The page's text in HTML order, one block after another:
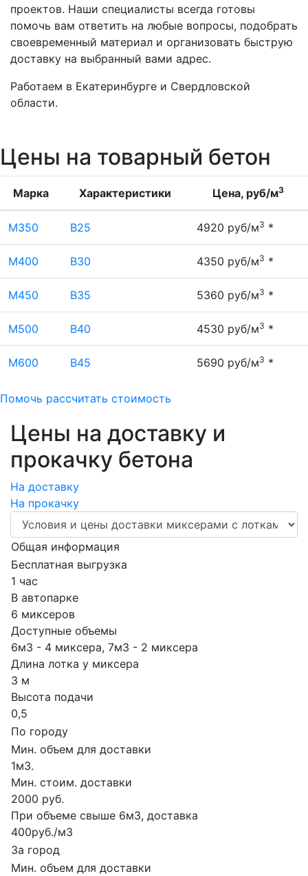
проектов. Наши специалисты всегда готовы
помочь вам ответить на любые вопросы, подобрать
своевременный материал и организовать быструю
доставку на выбранный вами адрес.
Работаем в Екатеринбурге и Свердловской
области.
Цены на товарный бетон
Марка Характеристики Цена, руб/м3
М350 В25 4920 руб/м3 *
М400 В30 4350 руб/м3 *
М450 В35 5360 руб/м3 *
М500 В40 4530 руб/м3 *
М600 В45 5690 руб/м3 *
Помочь рассчитать стоимость
Цены на доставку и
прокачку бетона
На доставку
На прокачку
Общая информация
Бесплатная выгрузка
1 час
В автопарке
6 миксеров
Доступные объемы
6м3 - 4 миксера, 7м3 - 2 миксера
Длина лотка у миксера
3 м
Высота подачи
0,5
По городу
Мин. объем для доставки
1м3.
Мин. стоим. доставки
2000 руб.
При объеме свыше 6м3, доставка
400руб./м3
За город
Мин. объем для доставки